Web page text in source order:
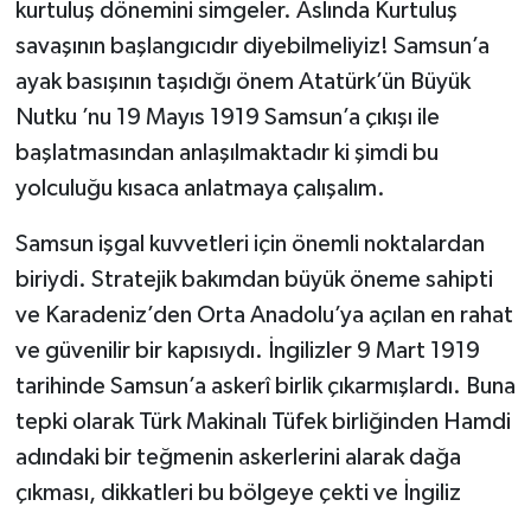
kurtuluş dönemini simgeler. Aslında Kurtuluş
savaşının başlangıcıdır diyebilmeliyiz! Samsun’a
ayak basışının taşıdığı önem Atatürk’ün Büyük
Nutku ’nu 19 Mayıs 1919 Samsun’a çıkışı ile
başlatmasından anlaşılmaktadır ki şimdi bu
yolculuğu kısaca anlatmaya çalışalım.
Samsun işgal kuvvetleri için önemli noktalardan
biriydi. Stratejik bakımdan büyük öneme sahipti
ve Karadeniz’den Orta Anadolu’ya açılan en rahat
ve güvenilir bir kapısıydı. İngilizler 9 Mart 1919
tarihinde Samsun’a askerî birlik çıkarmışlardı. Buna
tepki olarak Türk Makinalı Tüfek birliğinden Hamdi
adındaki bir teğmenin askerlerini alarak dağa
çıkması, dikkatleri bu bölgeye çekti ve İngiliz